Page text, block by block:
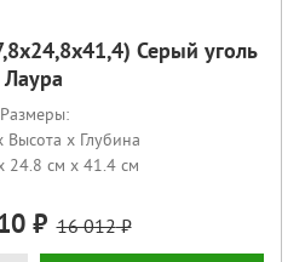
Серый уголь
Лаура
Размеры:
x Глубина
24.8 см x 41.4 см
16 012